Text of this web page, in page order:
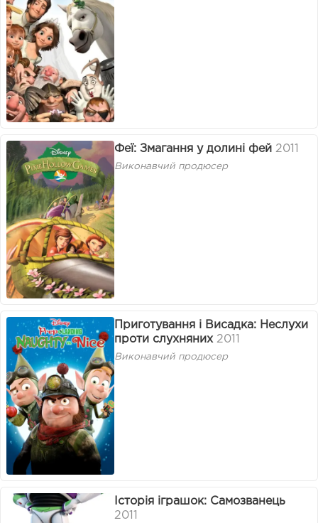
Феї: Змагання у долині фей 2011
Виконавчий продюсер
Приготування і Висадка: Неслухи
проти слухняних 2011
Виконавчий продюсер
Історія іграшок: Самозванець
2011